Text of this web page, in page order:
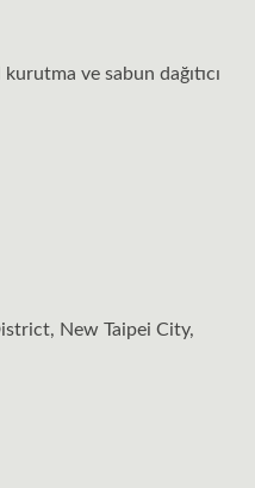
ve sabun dağıtıcı
New Taipei City,